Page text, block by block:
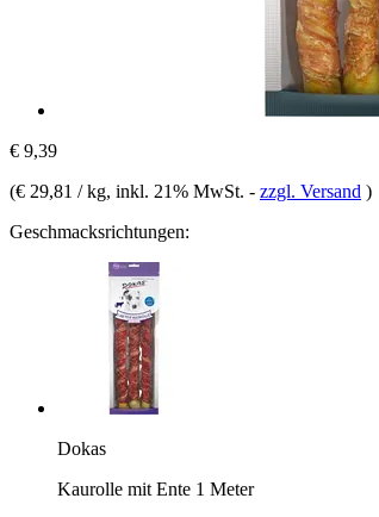
€ 9,39
(€ 29,81 / kg, inkl. 21% MwSt. - zzgl. Versand )
Geschmacksrichtungen:
Dokas
Kaurolle mit Ente 1 Meter